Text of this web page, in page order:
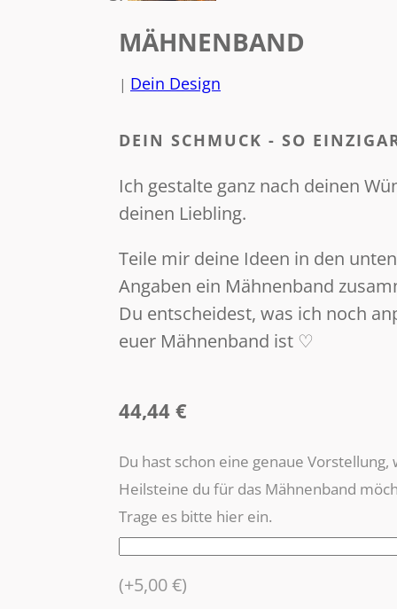
MÄHNENBAND
| Dein Design
DEIN SCHMUCK - SO
Ich gestalte ganz nach deinen
deinen Liebling.
Teile mir deine Ideen in den
Angaben ein Mähnenband
Du entscheidest, was ich noch
euer Mähnenband ist ♡
44,44 €
Du hast schon eine genaue Vorstellung,
Heilsteine du für das Mähnenband
Trage es bitte hier ein.
(+5,00 €)